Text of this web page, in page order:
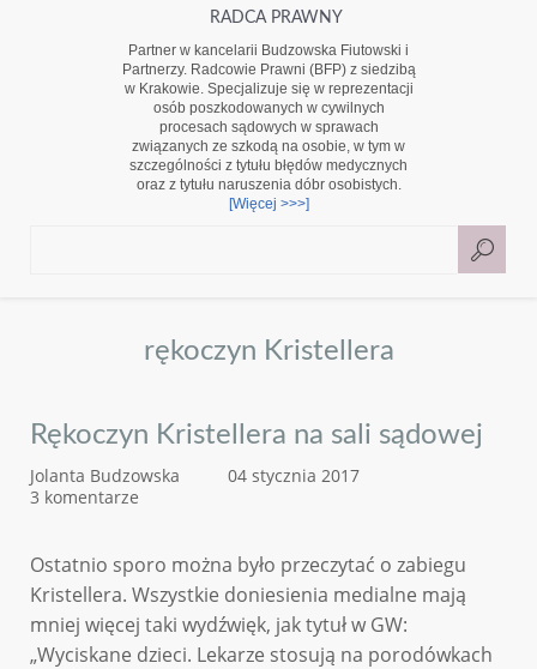
RADCA PRAWNY
Partner w kancelarii Budzowska Fiutowski i
Partnerzy. Radcowie Prawni (BFP) z siedzibą
w Krakowie. Specjalizuje się w reprezentacji
osób poszkodowanych w cywilnych
procesach sądowych w sprawach
związanych ze szkodą na osobie, w tym w
szczególności z tytułu błędów medycznych
oraz z tytułu naruszenia dóbr osobistych.
[Więcej >>>]
rękoczyn Kristellera
Rękoczyn Kristellera na sali sądowej
Jolanta Budzowska
04 stycznia 2017
3 komentarze
Ostatnio sporo można było przeczytać o zabiegu
Kristellera. Wszystkie doniesienia medialne mają
mniej więcej taki wydźwięk, jak tytuł w GW:
„Wyciskane dzieci. Lekarze stosują na porodówkach